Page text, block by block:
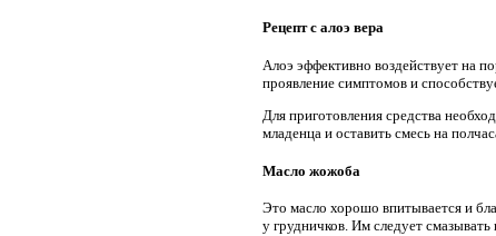
Рецепт с алоэ вера
Алоэ эффективно воздействует на
проявление симптомов и
Для приготовления средства
младенца и оставить смесь на
Масло жожоба
Это масло хорошо впитывается и
у грудничков. Им следует